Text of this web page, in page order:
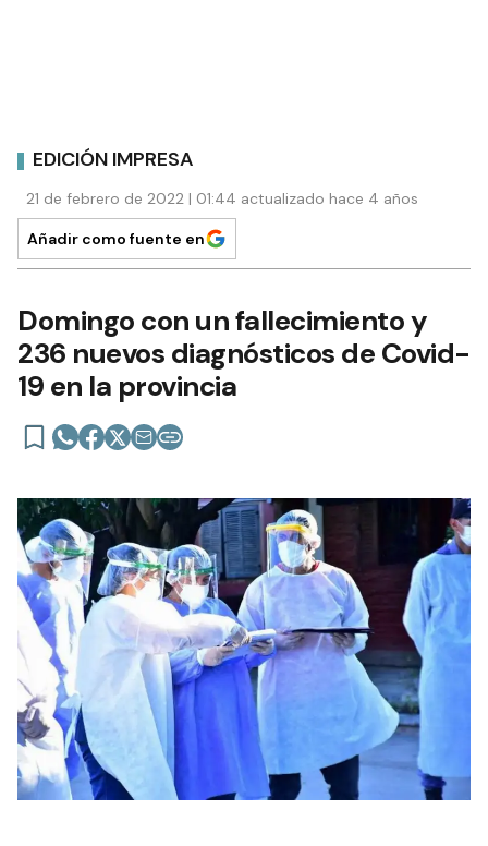
EDICIÓN IMPRESA
21 de febrero de 2022 | 01:44 actualizado hace 4 años
Añadir como fuente en
Domingo con un fallecimiento y
236 nuevos diagnósticos de Covid-
19 en la provincia